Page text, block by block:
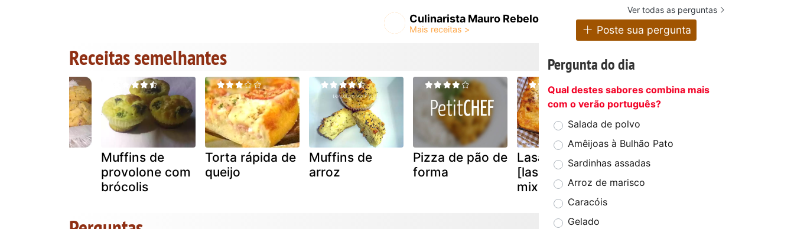
Culinarista Mauro Rebelo
Receitas semelhantes
Muffins de
provolone com
brócolis
Torta rápida de
queijo
Muffins de
arroz
Pizza de pão de
forma
Lasanha mista
[lasagna
mixed]
Torta
polenguinho
Ver todas as perguntas
Poste sua pergunta
Pergunta do dia
Qual destes sabores combina mais
com o verão português?
Salada de polvo
Amêijoas à Bulhão Pato
Sardinhas assadas
Arroz de marisco
Caracóis
Gelado